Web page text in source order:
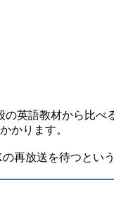
英語教材から比べ
かります。
再放送を待つとい